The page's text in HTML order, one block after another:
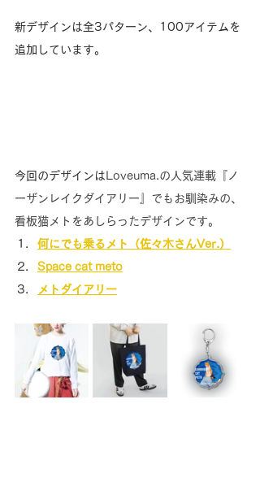
新デザインは全3パターン、100アイテムを
追加しています。
今回のデザインは Loveuma.の人気連載『ノ
ーザンレイクダイアリー』でもお馴染みの、
看板猫メトをあしらったデザインです。
何にでも乗るメト（佐々木さんVer.）
Space cat meto
メトダイアリー